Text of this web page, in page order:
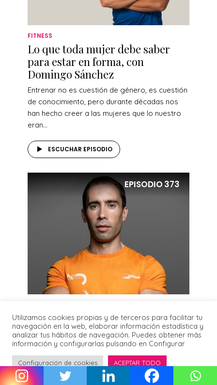
FITNESS
Lo que toda mujer debe saber
para estar en forma, con
Domingo Sánchez
Entrenar no es cuestión de género, es cuestión
de conocimiento, pero durante décadas nos
han hecho creer a las mujeres que lo nuestro
eran...
ESCUCHAR EPISODIO
EPISODIO373
Cómo ejercitar y alimentar tu
cerebro, con Marcos Vázquez
¿Quieres saber cómo alimentar tu cerebro
mejor? ¿O cómo hacer que le llegue más
oxígeno? Esta semana, en la serie de Grandes
Éxitos del...
Utilizamos cookies propias y de terceros para facilitar tu
navegación en la web, elaborar información estadística y
analizar tus hábitos de navegación. Puedes obtener más
información y configurarlas pulsando en Configurar
Configuración de cookies ACEPTAR TODO